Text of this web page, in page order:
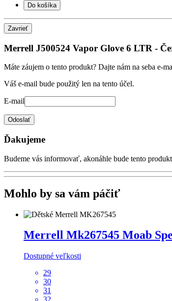
Do košíka
Zavrieť
Merrell J500524 Vapor Glove 6 LTR -
Máte záujem o tento produkt? Dajte nám na seba e-
Váš e-mail bude použitý len na tento účel.
E-mail
Odoslať
Ďakujeme
Budeme vás informovať, akonáhle bude tento
Mohlo by sa vám páčiť
Merrell Mk267545 Moab
Dostupné veľkosti
29
30
31